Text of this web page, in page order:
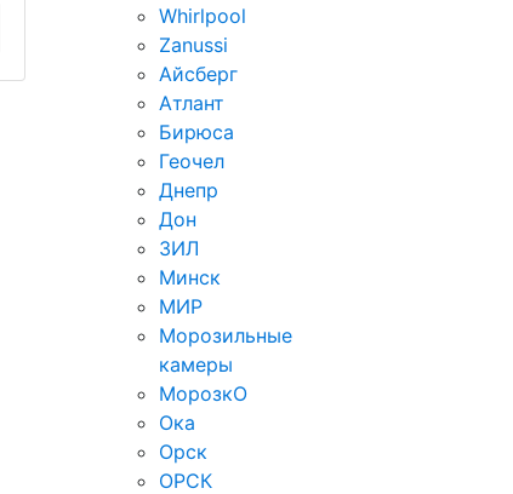
Whirlpool
Zanussi
Айсберг
Атлант
Бирюса
Геочел
Днепр
Дон
ЗИЛ
Минск
МИР
Морозильные
камеры
МорозкО
Ока
Орск
ОРСК